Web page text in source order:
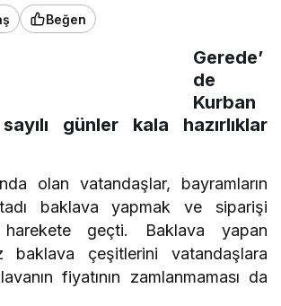
Beğen
Gerede’
de
Kurban
sayılı günler kala hazırlıklar
olan vatandaşlar, bayramların
baklava yapmak ve siparişi
geçti. Baklava yapan
baklava çeşitlerini vatandaşlara
fiyatının zamlanmaması da